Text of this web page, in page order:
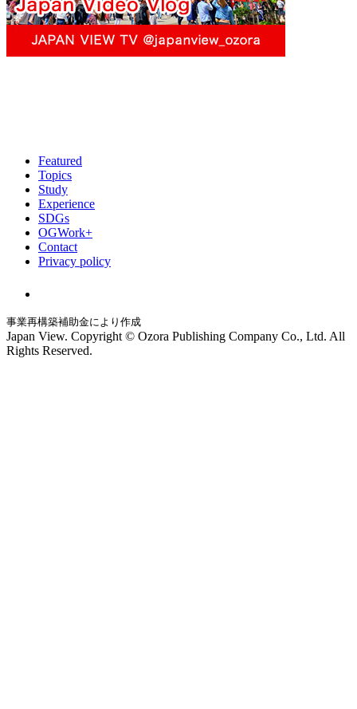
Featured
Topics
Study
Experience
SDGs
OGWork+
Contact
Privacy policy
事業再構築補助金により作成
Japan View. Copyright © Ozora Publishing Company Co., Ltd. All
Rights Reserved.